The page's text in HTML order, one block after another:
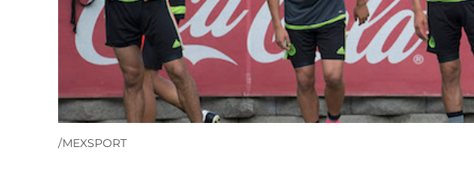
/MEXSPORT